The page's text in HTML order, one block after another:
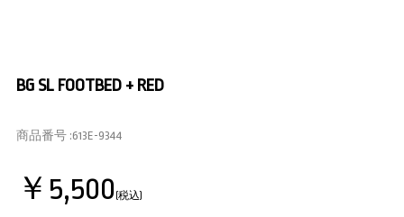
BG SL FOOTBED + RED
商品番号 :613E-9344
￥5,500(税込)